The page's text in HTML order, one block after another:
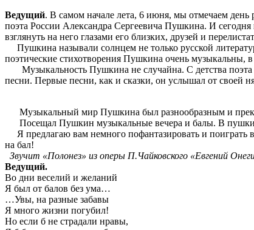
Ведущий. В самом начале лета, 6 июня, мы отмечаем
поэта России Александра Сергеевича Пушкина. И
взглянуть на него глазами его близких, друзей и
Пушкина называли солнцем не только русской
поэтические стихотворения Пушкина очень музыкальны, в
Музыкальность Пушкина не случайна. С детства поэта
песни. Первые песни, как и сказки, он услышал от своей
Музыкальный мир Пушкина был разнообразным и
Посещал Пушкин музыкальные вечера и балы. В
Я предлагаю вам немного пофантазировать и поиграть
на бал!
Звучит «Полонез» из оперы П.Чайковского «Евгений
Ведущий.
Во дни веселий и желаний
Я был от балов без ума…
…Увы, на разные забавы
Я много жизни погубил!
Но если б не страдали нравы,